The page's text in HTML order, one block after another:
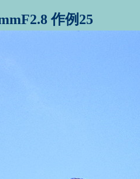
作例25